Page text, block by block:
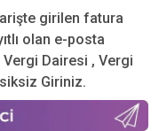
girilen fatura
olan e-posta
Dairesi , Vergi
Giriniz.